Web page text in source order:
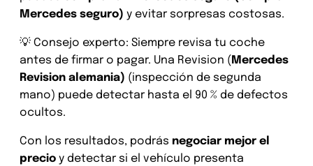
Mercedes seguro) y evitar sorpresas costosas.
💡 Consejo experto: Siempre revisa tu coche
antes de firmar o pagar. Una Revision ( Mercedes
Revision alemania) (inspección de segunda
mano) puede detectar hasta el 90 % de defectos
ocultos.
Con los resultados, podrás negociar mejor el
precio y detectar si el vehículo presenta